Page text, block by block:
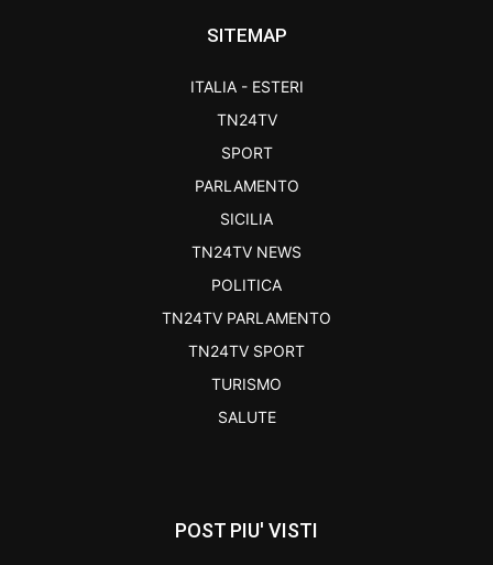
SITEMAP
ITALIA - ESTERI
TN24TV
SPORT
PARLAMENTO
SICILIA
TN24TV NEWS
POLITICA
TN24TV PARLAMENTO
TN24TV SPORT
TURISMO
SALUTE
POST PIU' VISTI